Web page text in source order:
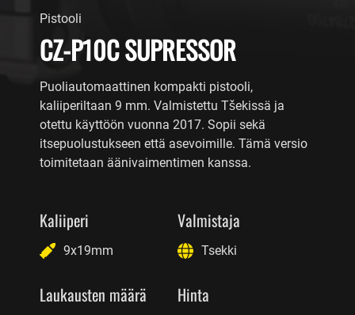
Pistooli
CZ-P10C SUPRESSOR
Puoliautomaattinen kompakti pistooli,
kaliiperiltaan 9 mm. Valmistettu Tšekissä ja
otettu käyttöön vuonna 2017. Sopii sekä
itsepuolustukseen että asevoimille. Tämä versio
toimitetaan äänivaimentimen kanssa.
Kaliiperi
9x19mm
Valmistaja
Tsekki
Laukausten määrä Hinta